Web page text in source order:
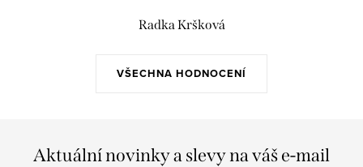
VŠECHNA HODNOCENÍ
Radka Kršková
Aktuální novinky a slevy na váš e-mail